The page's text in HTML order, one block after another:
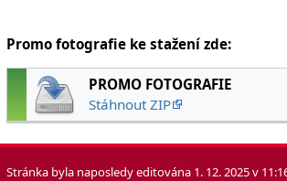
Promo fotografie ke stažení zde:
PROMO FOTOGRAFIE
Stáhnout ZIP
Stránka byla naposledy editována 1. 12. 2025 v